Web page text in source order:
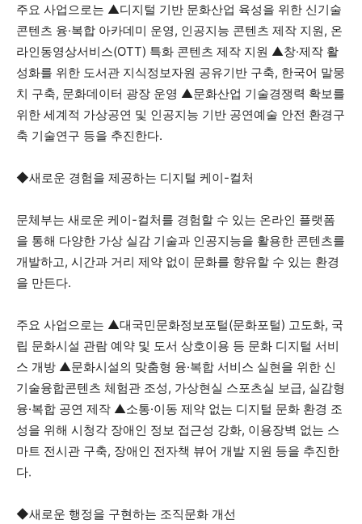
주요 사업으로는 ▲디지털 기반 문화산업 육성을 위한 신기술
콘텐츠 융·복합 아카데미 운영, 인공지능 콘텐츠 제작 지원, 온
라인동영상서비스(OTT) 특화 콘텐츠 제작 지원 ▲창·제작 활
성화를 위한 도서관 지식정보자원 공유기반 구축, 한국어 말뭉
치 구축, 문화데이터 광장 운영 ▲문화산업 기술경쟁력 확보를
위한 세계적 가상공연 및 인공지능 기반 공연예술 안전 환경구
축 기술연구 등을 추진한다.
◆새로운 경험을 제공하는 디지털 케이-컬처
문체부는 새로운 케이-컬처를 경험할 수 있는 온라인 플랫폼
을 통해 다양한 가상 실감 기술과 인공지능을 활용한 콘텐츠를
개발하고, 시간과 거리 제약 없이 문화를 향유할 수 있는 환경
을 만든다.
주요 사업으로는 ▲대국민문화정보포털(문화포털) 고도화, 국
립 문화시설 관람 예약 및 도서 상호이용 등 문화 디지털 서비
스 개방 ▲문화시설의 맞춤형 융·복합 서비스 실현을 위한 신
기술융합콘텐츠 체험관 조성, 가상현실 스포츠실 보급, 실감형
융·복합 공연 제작 ▲소통·이동 제약 없는 디지털 문화 환경 조
성을 위해 시청각 장애인 정보 접근성 강화, 이용장벽 없는 스
마트 전시관 구축, 장애인 전자책 뷰어 개발 지원 등을 추진한
다.
◆새로운 행정을 구현하는 조직문화 개선